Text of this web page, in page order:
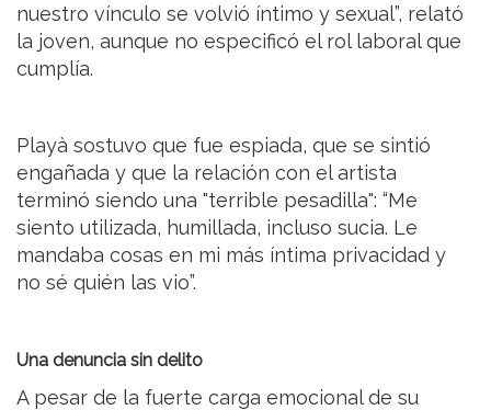
nuestro vínculo se volvió íntimo y sexual”, relató
la joven, aunque no especificó el rol laboral que
cumplía.
Playà sostuvo que fue espiada, que se sintió
engañada y que la relación con el artista
terminó siendo una "terrible pesadilla": “Me
siento utilizada, humillada, incluso sucia. Le
mandaba cosas en mi más íntima privacidad y
no sé quién las vio”.
Una denuncia sin delito
A pesar de la fuerte carga emocional de su